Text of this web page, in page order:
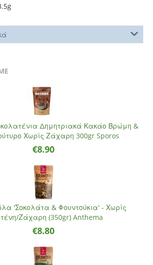
Δημητριακά Κακάο Βρώμη &
Χωρίς Ζάχαρη 300gr Sporos
€8.90
'Σοκολάτα & Φουντούκια' - Χωρίς
Ζάχαρη (350gr) Anthema
€8.80